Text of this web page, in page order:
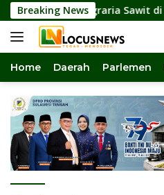
Langsung
ke
konten
Breaking News
Agraria Sawit di Tolitoli
Home Daerah Parlemen